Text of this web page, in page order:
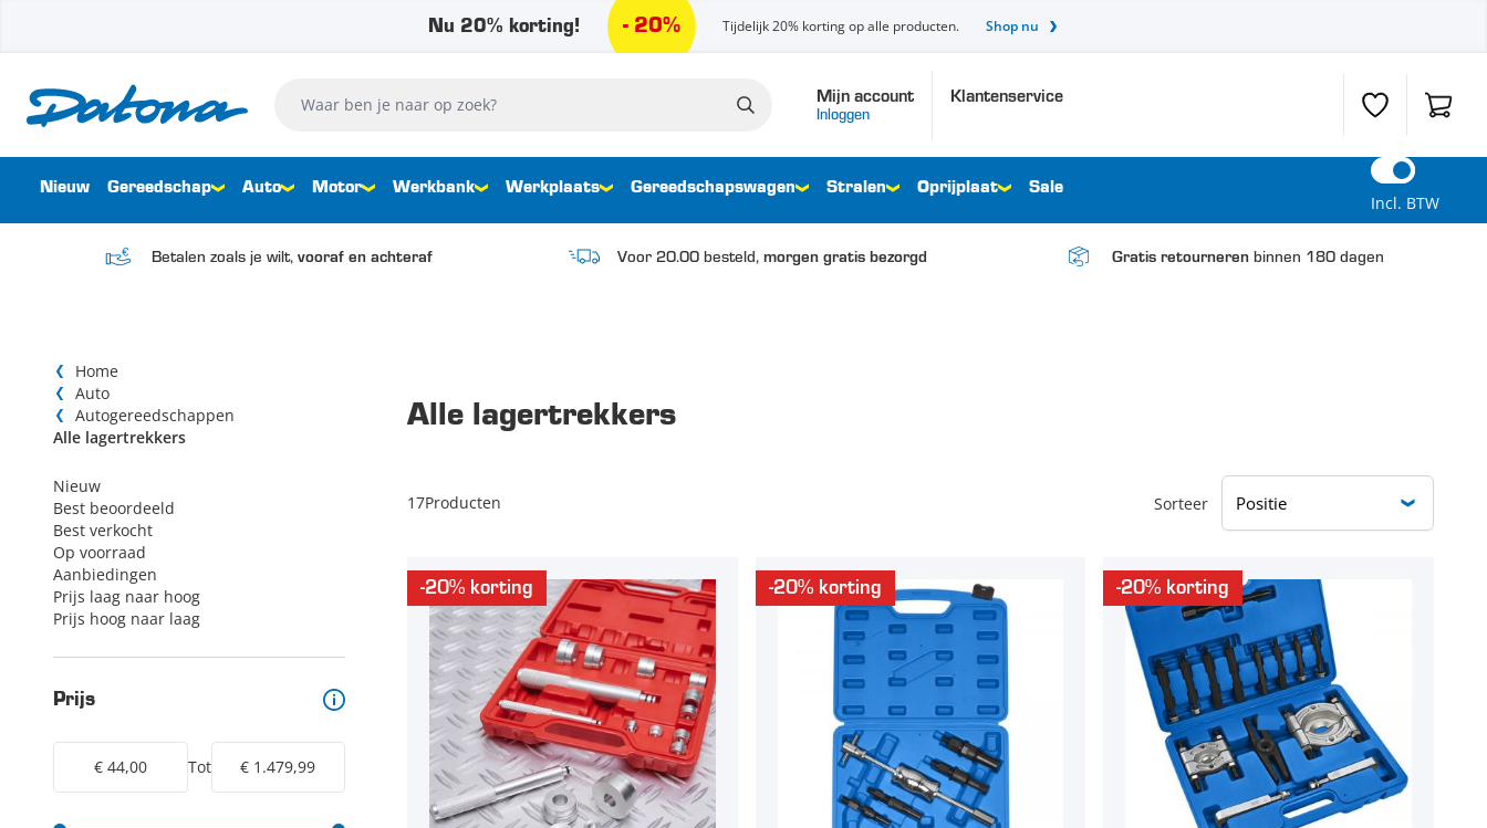
Nu 20% korting! - 20% Tijdelijk 20% korting op alle producten. Shop nu
Mijn account
Inloggen
Klantenservice
Verlanglijst
Waar ben je naar op zoek?
Nieuw Gereedschap Auto Motor Werkbank Werkplaats Gereedschapswagen Stralen Oprijplaat Sale
Incl. BTW
Betalen zoals je wilt,vooraf en achteraf Voor 20.00 besteld, morgen gratis bezorgd Gratis retournerenbinnen 180 dagen
Home
Auto
Autogereedschappen
Alle lagertrekkers
Nieuw
Best beoordeeld
Best verkocht
Op voorraad
Aanbiedingen
Prijs laag naar hoog
Prijs hoog naar laag
Prijs
€ 44,00 Tot € 1.479,99
Alle lagertrekkers
17Producten Sorteer
-20% korting -20% korting -20% korting